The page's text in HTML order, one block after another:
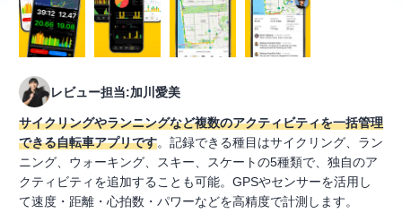
レビュー担当:加川愛美
サイクリングやランニングなど複数のアクティビティを一括管理
できる自転車アプリです。記録できる種目はサイクリング、ラン
ニング、ウォーキング、スキー、スケートの5種類で、独自のア
クティビティを追加することも可能。GPSやセンサーを活用し
て速度・距離・心拍数・パワーなどを高精度で計測します。